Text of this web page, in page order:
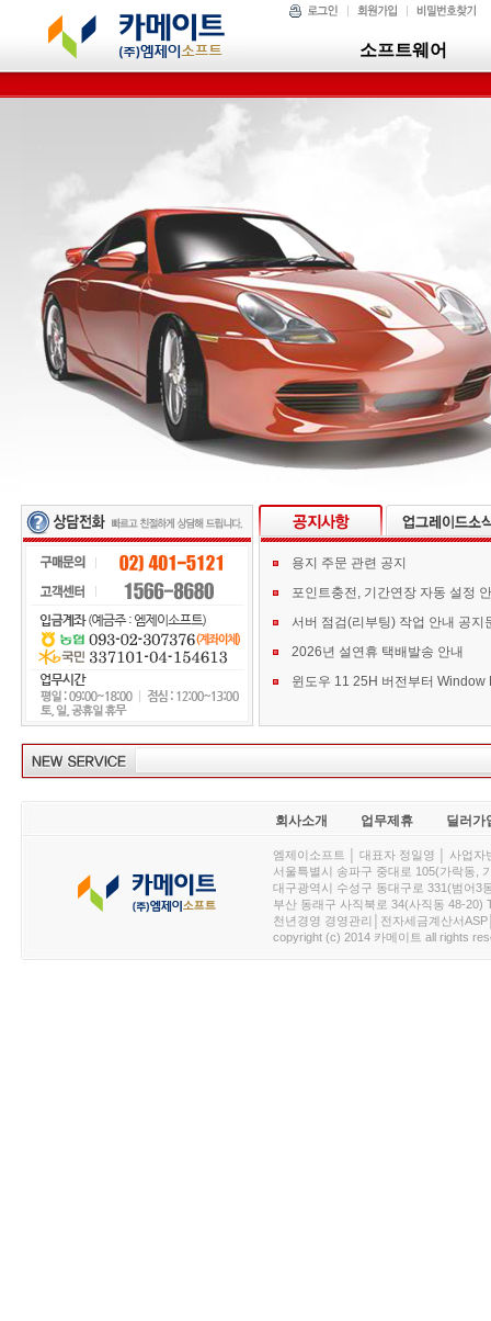
소프트웨어
용지 주문 관련 공지
포인트충전, 기간연장 자동 설정
서버 점검(리부팅) 작업 안내 공지
2026년 설연휴 택배발송 안내
회사소개 업무제휴 딜러가
엠제이소프트 │ 대표자 정일영 │ 사업
서울특별시 송파구 중대로 105(가락동,
대구광역시 수성구 동대구로 331(범어3
부산 동래구 사직북로 34(사직동 48-20)
천년경영 경영관리│전자세금계산서
copyright (c) 2014 카메이트 all rights